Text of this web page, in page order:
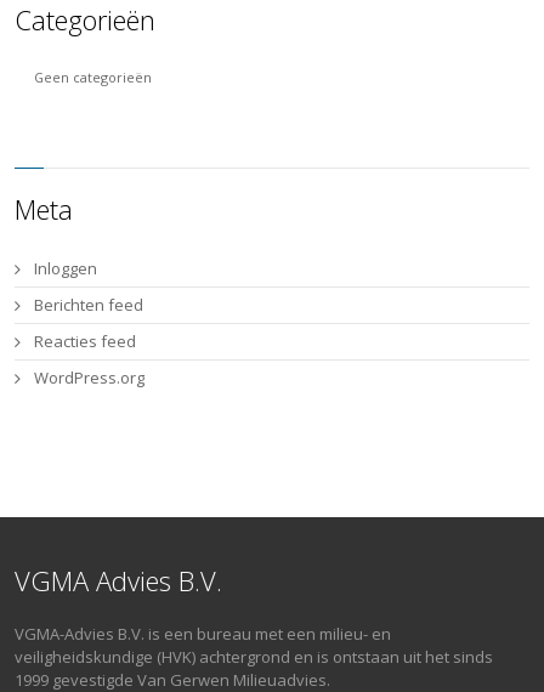
Categorieën
Geen categorieën
Meta
Inloggen
Berichten feed
Reacties feed
WordPress.org
VGMA Advies B.V.
VGMA-Advies B.V. is een bureau met een milieu- en
veiligheidskundige (HVK) achtergrond en is ontstaan uit het sinds
1999 gevestigde Van Gerwen Milieuadvies.